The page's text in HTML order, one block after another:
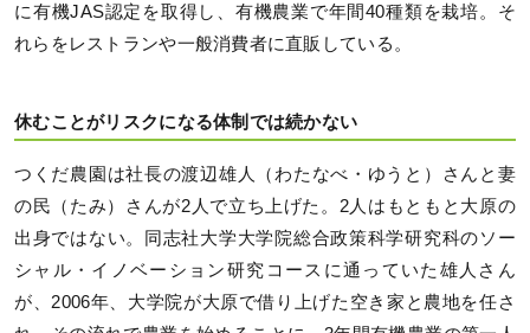
に有機JAS認定を取得し、有機農業で年間40種類を栽培。そ
れらをレストランや一般消費者に直販している。
休むことがリスクになる体制では続かない
つくだ農園は社長の渡辺雄人（わたなべ・ゆうと）さんと妻
の民（たみ）さんが2人で立ち上げた。2人はもともと大原の
出身ではない。同志社大学大学院総合政策科学研究科のソー
シャル・イノベーション研究コースに通っていた雄人さん
が、2006年、大学院が大原で借り上げた空き家と農地を任さ